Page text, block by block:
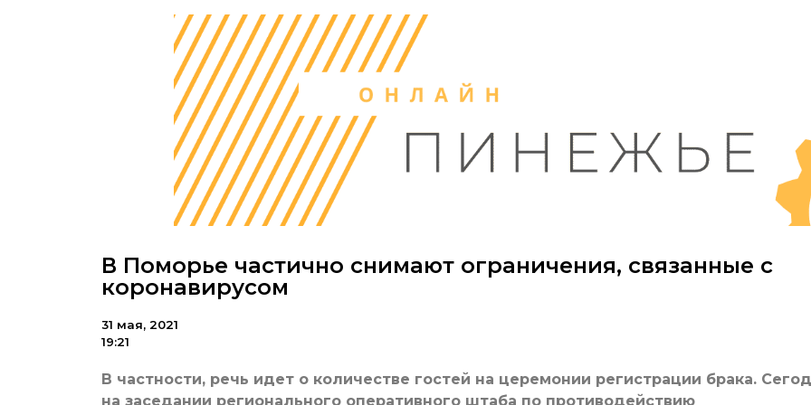
В Поморье частично снимают ограничения, связанные с
коронавирусом
31 мая, 2021
19:21
В частности, речь идет о количестве гостей на церемонии регистрации брака.
на заседании регионального оперативного штаба по противодействию